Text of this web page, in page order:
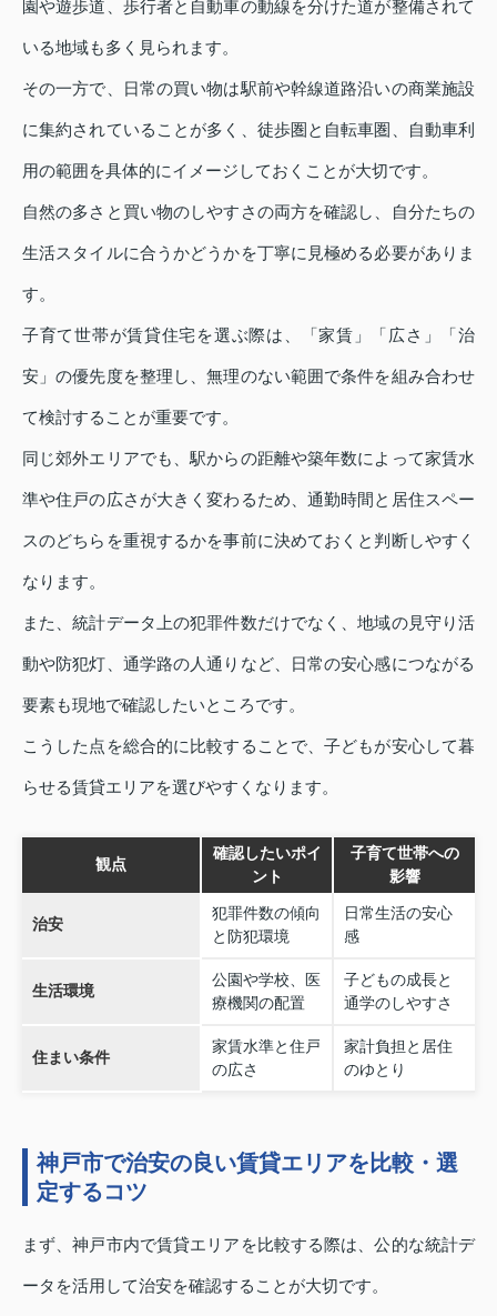
園や遊歩道、歩行者と自動車の動線を分けた道が整備されて
いる地域も多く見られます。
その一方で、日常の買い物は駅前や幹線道路沿いの商業施設
に集約されていることが多く、徒歩圏と自転車圏、自動車利
用の範囲を具体的にイメージしておくことが大切です。
自然の多さと買い物のしやすさの両方を確認し、自分たちの
生活スタイルに合うかどうかを丁寧に見極める必要がありま
す。
子育て世帯が賃貸住宅を選ぶ際は、「家賃」「広さ」「治
安」の優先度を整理し、無理のない範囲で条件を組み合わせ
て検討することが重要です。
同じ郊外エリアでも、駅からの距離や築年数によって家賃水
準や住戸の広さが大きく変わるため、通勤時間と居住スペー
スのどちらを重視するかを事前に決めておくと判断しやすく
なります。
また、統計データ上の犯罪件数だけでなく、地域の見守り活
動や防犯灯、通学路の人通りなど、日常の安心感につながる
要素も現地で確認したいところです。
こうした点を総合的に比較することで、子どもが安心して暮
らせる賃貸エリアを選びやすくなります。
観点
確認したいポイ
ント
子育て世帯への
影響
治安
犯罪件数の傾向
と防犯環境
日常生活の安心
感
生活環境
公園や学校、医
療機関の配置
子どもの成長と
通学のしやすさ
住まい条件
家賃水準と住戸
の広さ
家計負担と居住
のゆとり
神戸市で治安の良い賃貸エリアを比較・選
定するコツ
まず、神戸市内で賃貸エリアを比較する際は、公的な統計デ
ータを活用して治安を確認することが大切です。